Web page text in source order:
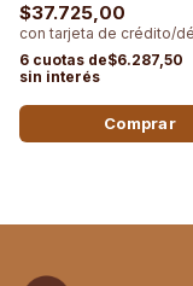
$37.725,00
$6.287,50